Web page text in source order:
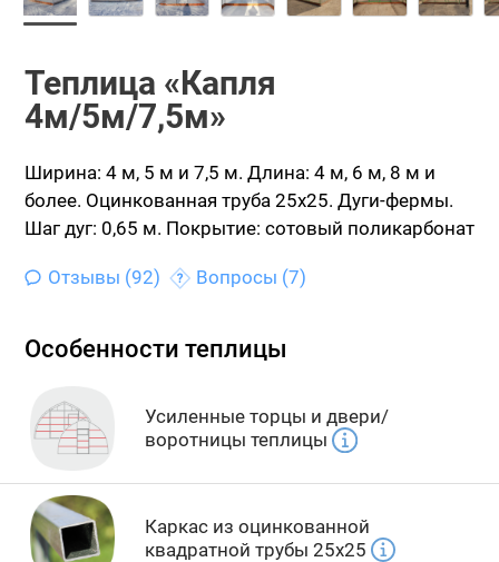
Теплица «Капля
4м/5м/7,5м»
Ширина: 4 м, 5 м и 7,5 м. Длина: 4 м, 6 м, 8 м и
более. Оцинкованная труба 25х25. Дуги-фермы.
Шаг дуг: 0,65 м. Покрытие: сотовый поликарбонат
Отзывы (92) Вопросы (7)
Особенности теплицы
Усиленные торцы и двери/
воротницы теплицы
Каркас из оцинкованной
квадратной трубы 25х25